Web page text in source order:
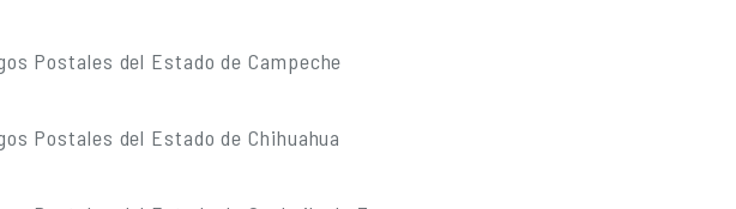
Postales del Estado de Campeche
Postales del Estado de Chihuahua